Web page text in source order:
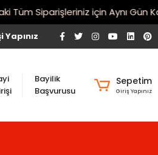
Siparişleriniz için Aynı Gün
Bayilik
Başvurusu
Sepetim
Giriş Yapınız